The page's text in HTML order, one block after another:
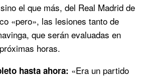
el que más, del Real Madrid de
«pero», las lesiones tanto de
que serán evaluadas en
horas.
hasta ahora: «Era un partido